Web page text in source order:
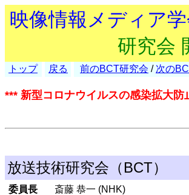
映像情報メディア
研究会
トップ 戻る 前のBCT研究会 / 次の
*** 新型コロナウイルスの感染拡大
放送技術研究会（BCT）
委員長
斎藤 恭一 (NHK)